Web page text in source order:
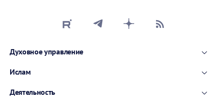
Духовное управление
Ислам
Деятельность